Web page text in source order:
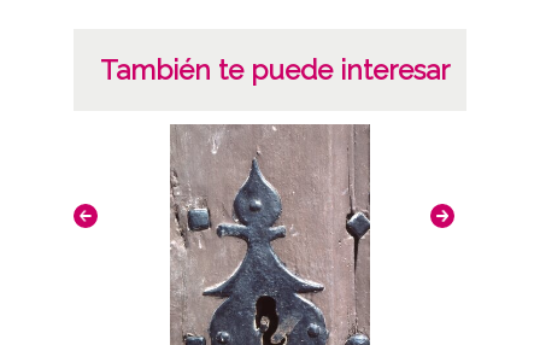
También te puede interesar